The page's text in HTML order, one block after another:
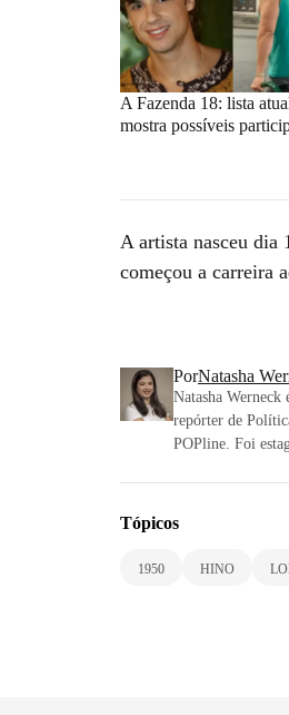
A Fazenda 18: lista
mostra possíveis
A artista nasceu dia
começou a carreira
PorNatasha
Natasha
repórter de
POPline. Foi
Tópicos
1950 HINO